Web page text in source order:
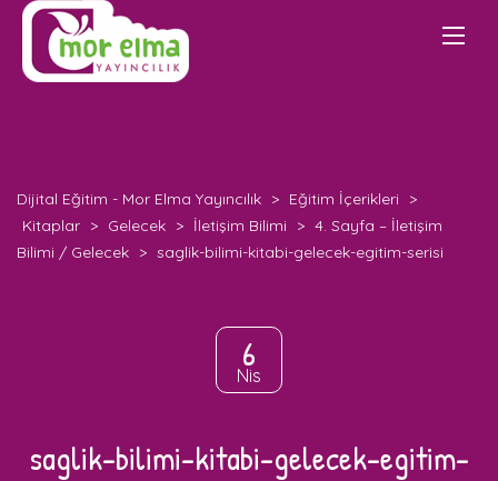
Dijital Eğitim - Mor Elma Yayıncılık > Eğitim İçerikleri
>
Kitaplar > Gelecek > İletişim Bilimi > 4. Sayfa – İletişim
Bilimi / Gelecek > saglik-bilimi-kitabi-gelecek-egitim-serisi
6
Nis
saglik-bilimi-kitabi-gelecek-egitim-